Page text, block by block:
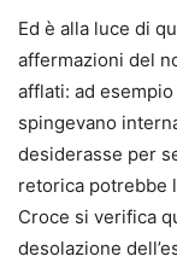
Ed è alla luce di
affermazioni del
afflati: ad
spingevano
desiderasse per
retorica potrebbe
Croce si verifica
desolazione